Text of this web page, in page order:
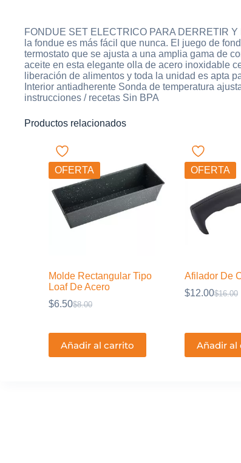
FONDUE SET ELECTRICO PARA DERRETIR
la fondue es más fácil que nunca. El juego de
termostato que se ajusta a una amplia gama de
aceite en esta elegante olla de acero inoxidable
liberación de alimentos y toda la unidad es apta
Interior antiadherente Sonda de temperatura
instrucciones / recetas Sin BPA
Productos relacionados
OFERTA
Molde Rectangular Tipo
Loaf De Acero
$8.00
El
original
era:
$6.50El
actual
es:
Añadir al carrito
OFERTA
Afilador De
$16.00
El
era:
$12.00El
es:
Añadir al